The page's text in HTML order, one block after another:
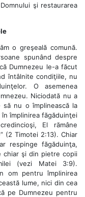
şi restaurarea
o greşeală comună.
spunând despre
Dumnezeu le-a făcut
întâlnite condiţiile, nu
O asemenea
Niciodată nu a
nu o împlinească la
împlinirea făgăduinţei
El rămâne
(2 Timotei 2:13). Chiar
respinge făgăduinţa,
chiar şi din pietre copii
(vezi Matei 3:9).
om pentru împlinirea
lume, nici din cea
pe Dumnezeu pentru